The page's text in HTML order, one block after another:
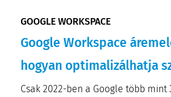
GOOGLE WORKSPACE
Google Workspace
hogyan optimalizálhatja
Csak 2022-ben a Google több